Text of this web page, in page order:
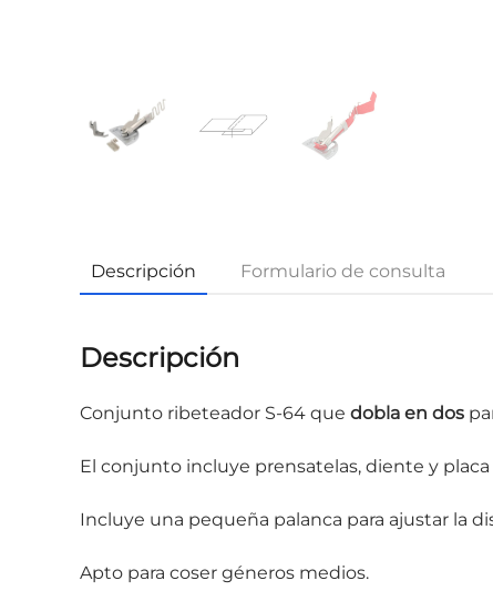
Descripción Formulario de consulta
Descripción
Conjunto ribeteador S-64 que dobla en dos
El conjunto incluye prensatelas, diente y
Incluye una pequeña palanca para ajustar la
Apto para coser géneros medios.